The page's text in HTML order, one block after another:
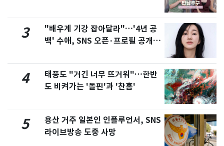
3
"배우계 기강 잡아달라"…'4년 공
백' 수애, SNS 오픈·프로필 공개
4
태풍도 "거긴 너무 뜨거워"…한반
도 비켜가는 '돌핀'과 '찬홈'
5
용산 거주 일본인 인플루언서, SNS
라이브방송 도중 사망